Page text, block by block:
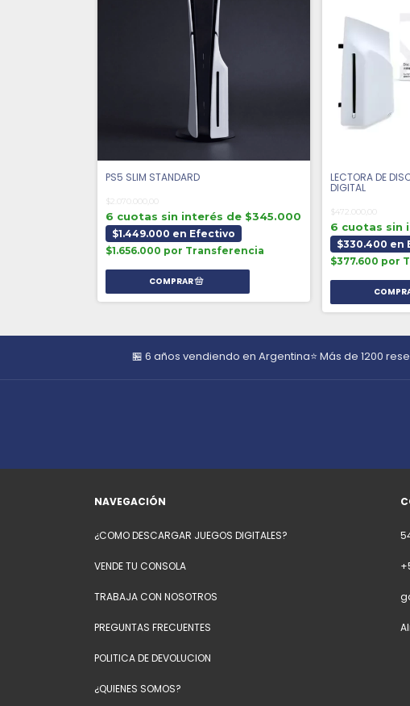
PS5 SLIM STANDARD
$2.070.000,00
6 cuotas sin interés de $345.000
$1.449.000 en Efectivo
$1.656.000 por Transferencia
LECTORA DE
DIGITAL
$472.000,00
6 cuotas sin
$330.400 en
$377.600 por
🏪 6 años vendiendo en Argentina⭐ Más de 1200
NAVEGACIÓN
¿COMO DESCARGAR JUEGOS DIGITALES?
VENDE TU CONSOLA
TRABAJA CON NOSOTROS
PREGUNTAS FRECUENTES
POLITICA DE DEVOLUCION
¿QUIENES SOMOS?